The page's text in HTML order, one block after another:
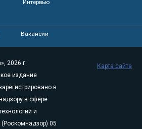
Интервью
Вакансии
2026 г.
издание
в
в сфере
и
05
Карта сайта